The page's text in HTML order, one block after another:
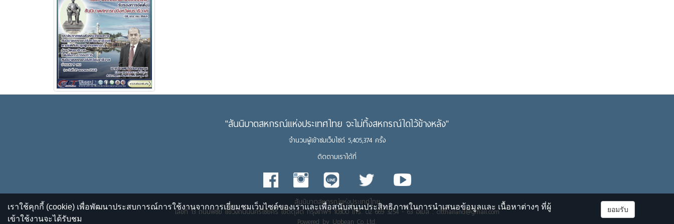
"สันนิบาตสหกรณ์แห่งประเทศไทย จะไม่ทิ้งสหกรณ์ใดไว้ข้างหลัง"
จำนวนผู้เข้าชมเว็บไซต์ 5,405,374 ครั้ง
ติดตามเราได้ที่
สันนิบาตสหกรณ์แห่งประเทศไทย
เลขที่ 13 ถนนพิชัย แขวงถนนนครไชยศรี เขตดุสิต กรุงเทพฯ 10300 โทร. 02 669 3254 - 63 อีเมล์ : cltthailand@gmail.com
Powered by Upbean Co.,Ltd.
เราใช้คุกกี้ (cookie) เพื่อพัฒนาประสบการณ์การใช้งานจากการเยี่ยมชมเว็บไซต์ของเราและเพื่อสนับสนุนประสิทธิภาพในการนำเสนอข้อมูลและ เนื้อหาต่างๆ ที่ผู้
เข้าใช้งานจะได้รับชม
ยอมรับ